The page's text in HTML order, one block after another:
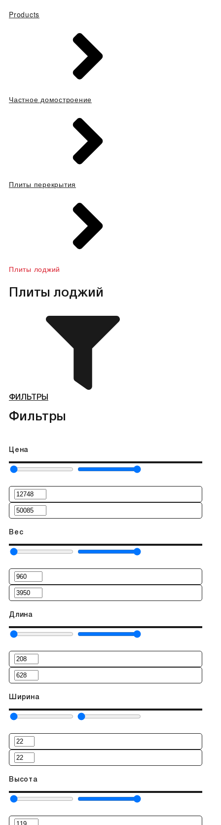
Products
Частное домостроение
Плиты перекрытия
Плиты лоджий
Плиты лоджий
ФИЛЬТРЫ
Фильтры
Цена
Вес
Длина
Ширина
Высота